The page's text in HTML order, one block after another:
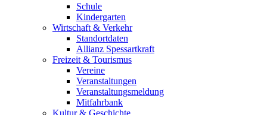
Schule
Kindergarten
Wirtschaft & Verkehr
Standortdaten
Allianz Spessartkraft
Freizeit & Tourismus
Vereine
Veranstaltungen
Veranstaltungsmeldung
Mitfahrbank
Kultur & Geschichte